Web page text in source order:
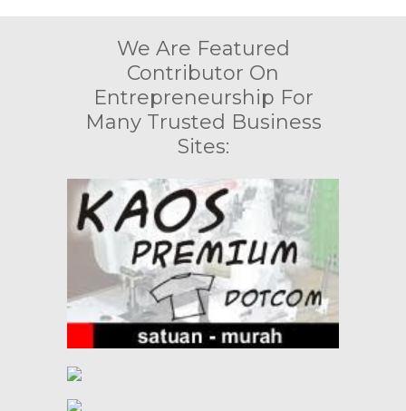
We Are Featured
Contributor On
Entrepreneurship For
Many Trusted Business
Sites: